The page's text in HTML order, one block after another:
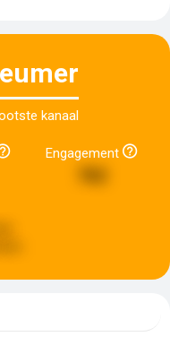
kanaal
Engagement